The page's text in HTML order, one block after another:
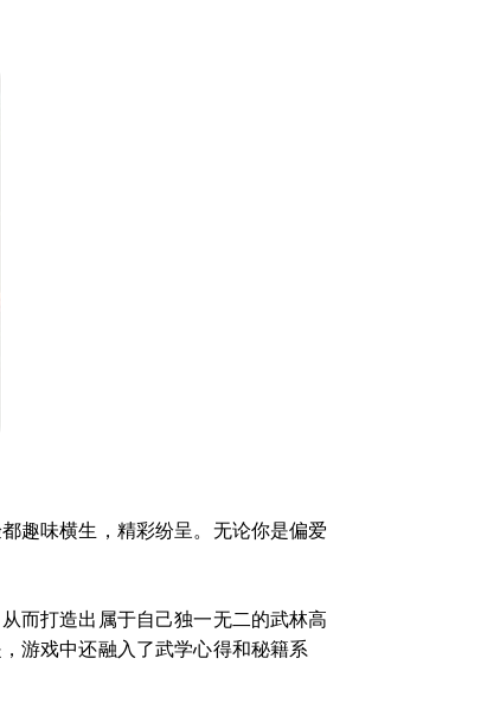
趣味横生，精彩纷呈。无论你是偏爱
而打造出属于自己独一无二的武林高
游戏中还融入了武学心得和秘籍系